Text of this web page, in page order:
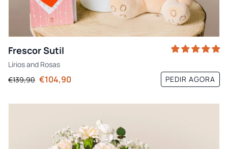
Frescor Sutil
Líriosand Rosas
€139,90 €104,90 PEDIR AGORA